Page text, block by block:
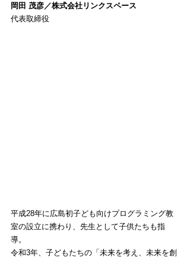
岡田 茂彦／株式会社リンクスペース
代表取締役
平成28年に広島初子ども向けプログラミング教
室の設立に携わり、先生として子供たちも指
導。
令和3年、子どもたちの「未来を考え、未来を創